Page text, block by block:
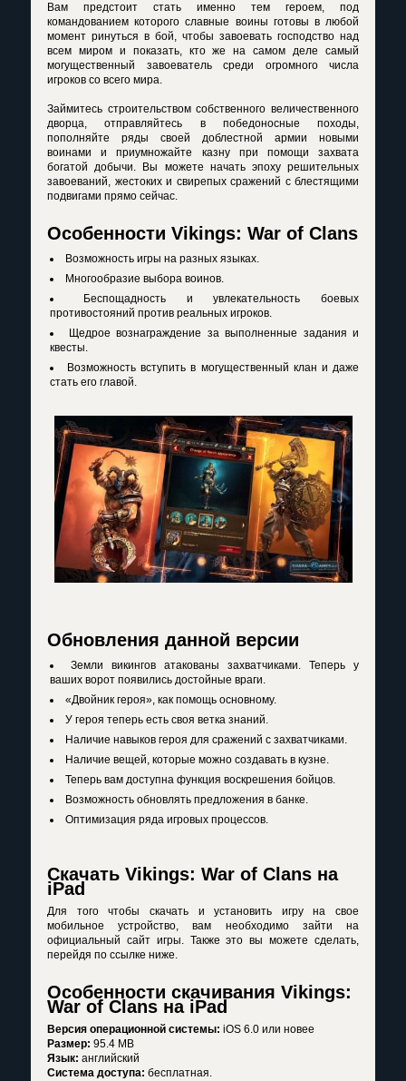
Вам предстоит стать именно тем героем, под
командованием которого славные воины готовы в любой
момент ринуться в бой, чтобы завоевать господство над
всем миром и показать, кто же на самом деле самый
могущественный завоеватель среди огромного числа
игроков со всего мира.
Займитесь строительством собственного величественного
дворца, отправляйтесь в победоносные походы,
пополняйте ряды своей доблестной армии новыми
воинами и приумножайте казну при помощи захвата
богатой добычи. Вы можете начать эпоху решительных
завоеваний, жестоких и свирепых сражений с блестящими
подвигами прямо сейчас.
Особенности Vikings: War of Clans
Возможность игры на разных языках.
Многообразие выбора воинов.
Беспощадность и увлекательность боевых
противостояний против реальных игроков.
Щедрое вознаграждение за выполненные задания и
квесты.
Возможность вступить в могущественный клан и даже
стать его главой.
Обновления данной версии
Земли викингов атакованы захватчиками. Теперь у
ваших ворот появились достойные враги.
«Двойник героя», как помощь основному.
У героя теперь есть своя ветка знаний.
Наличие навыков героя для сражений с захватчиками.
Наличие вещей, которые можно создавать в кузне.
Теперь вам доступна функция воскрешения бойцов.
Возможность обновлять предложения в банке.
Оптимизация ряда игровых процессов.
Скачать Vikings: War of Clans на
iPad
Для того чтобы скачать и установить игру на свое
мобильное устройство, вам необходимо зайти на
официальный сайт игры. Также это вы можете сделать,
перейдя по ссылке ниже.
Особенности скачивания Vikings:
War of Clans на iPad
Версия операционной системы: iOS 6.0 или новее
Размер: 95.4 MB
Язык: английский
Система доступа: бесплатная.